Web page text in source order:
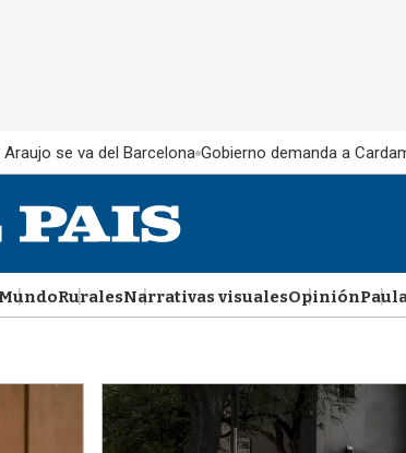
se va del Barcelona Gobierno demanda a
MundoRuralesNarrativas visualesOpinión